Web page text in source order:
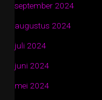
september 2024
augustus 2024
juli 2024
juni 2024
mei 2024